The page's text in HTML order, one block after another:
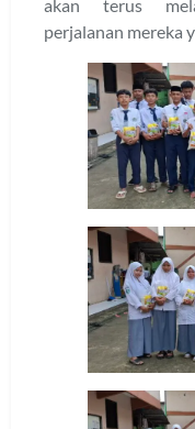
akan terus
perjalanan mereka